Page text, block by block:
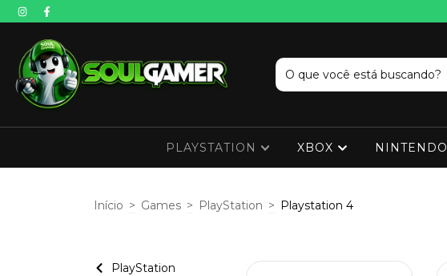
PLAYSTATION XBOX NINTENDO
Início > Games > PlayStation > Playstation 4
PlayStation